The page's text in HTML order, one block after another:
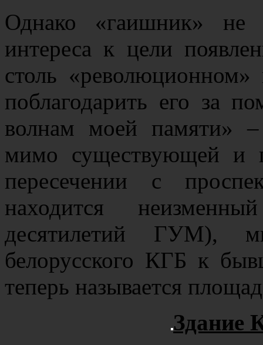
Однако «гаишник» не
интереса к цели
столь «революционном»
поблагодарить его за
волнам моей памяти»
мимо существующей и
пересечении с
находится
десятилетий ГУМ),
белорусского КГБ к
теперь называется
Здание